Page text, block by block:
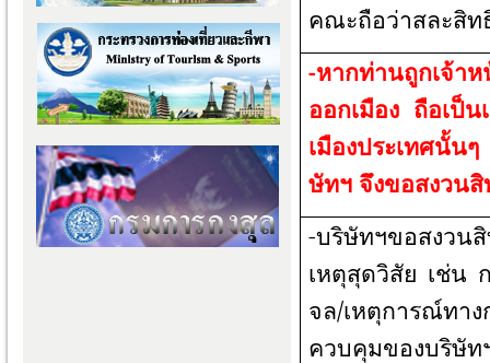
คณะถือว่าสละสิท
-หากท่านถูกเจ้า
ออกเมือง ถือเป็น
เมืองประเทศนั้
ษัทฯ จึงขอสงวน
-บริษัทฯขอสงวน
เหตุสุดวิสัย เช่น
จล/เหตุการณ์ทา
ควบคุมของบริษัท